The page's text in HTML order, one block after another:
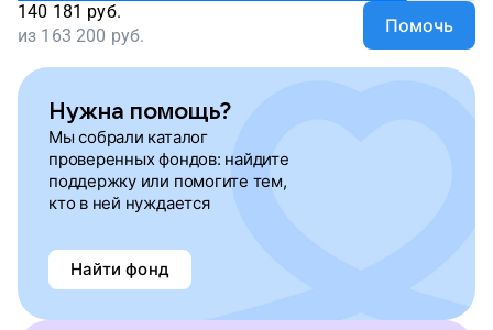
140 181 руб.
из 163 200 руб. Помочь
Нужна помощь?
Мы собрали каталог
проверенных фондов: найдите
поддержку или помогите тем,
кто в ней нуждается
Найти фонд